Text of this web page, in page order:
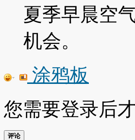
夏季早晨空
机会。
涂鸦板
您需要登录后
评论